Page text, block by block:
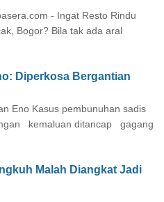
- Ingat Resto Rindu
Bogor? Bila tak ada aral
Diperkosa Bergantian
Eno Kasus pembunuhan sadis
kemaluan ditancap gagang
Malah Diangkat Jadi